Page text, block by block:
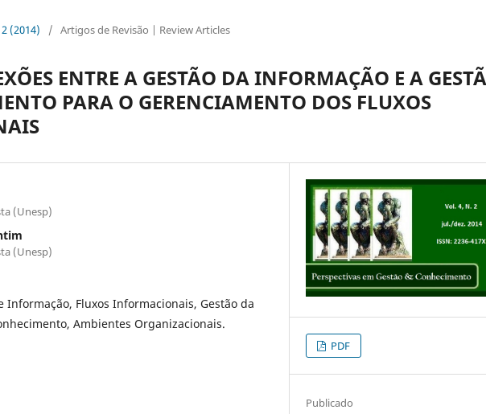
(2014) / Artigos de Revisão | Review Articles
ENTRE A GESTÃO DA INFORMAÇÃO E A
PARA O GERENCIAMENTO DOS FLUXOS
(Unesp)
(Unesp)
Informação, Fluxos Informacionais, Gestão da
Ambientes Organizacionais.
PDF
Publicado